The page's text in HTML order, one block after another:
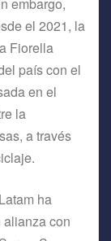
el 2021, la
Fiorella
país con el
en el
la
a través
ha
con